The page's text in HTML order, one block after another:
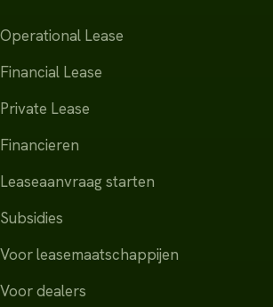
Operational Lease
Financial Lease
Private Lease
Financieren
Leaseaanvraag starten
Subsidies
Voor leasemaatschappijen
Voor dealers